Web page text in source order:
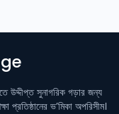
উদ্দীপ্ত সুনাগরিক গড়ার জন্য
প্রতিষ্ঠানের ভ’মিকা অপরিসীম।